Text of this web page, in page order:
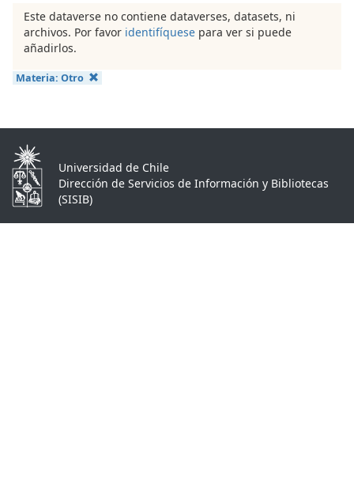
Este dataverse no contiene dataverses, datasets, ni
archivos. Por favor identifíquese para ver si puede
añadirlos.
Materia: Otro
Universidad de Chile
Dirección de Servicios de Información y Bibliotecas
(SISIB)